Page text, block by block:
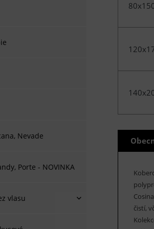
Nevade
Porte - NOVINKA
vlasu
čistí,